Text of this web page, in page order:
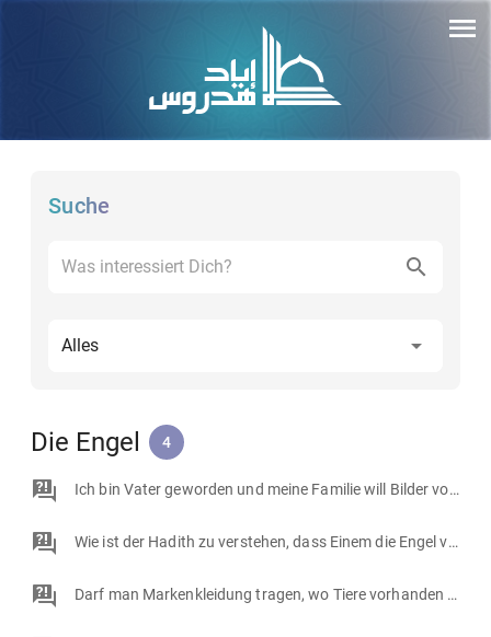
Suche
Alles
Die Engel 4
Ich bin Vater geworden und meine Familie will Bilder von meiner Tochter sehen. Was kann ich tun, um nicht in das Bilderverbot zu fallen?
Wie ist der Hadith zu verstehen, dass Einem die Engel verfluchen, wenn der Mann seine Ehefrau ins Bett ruft und sie dem nicht nachgeht?
Darf man Markenkleidung tragen, wo Tiere vorhanden sind?